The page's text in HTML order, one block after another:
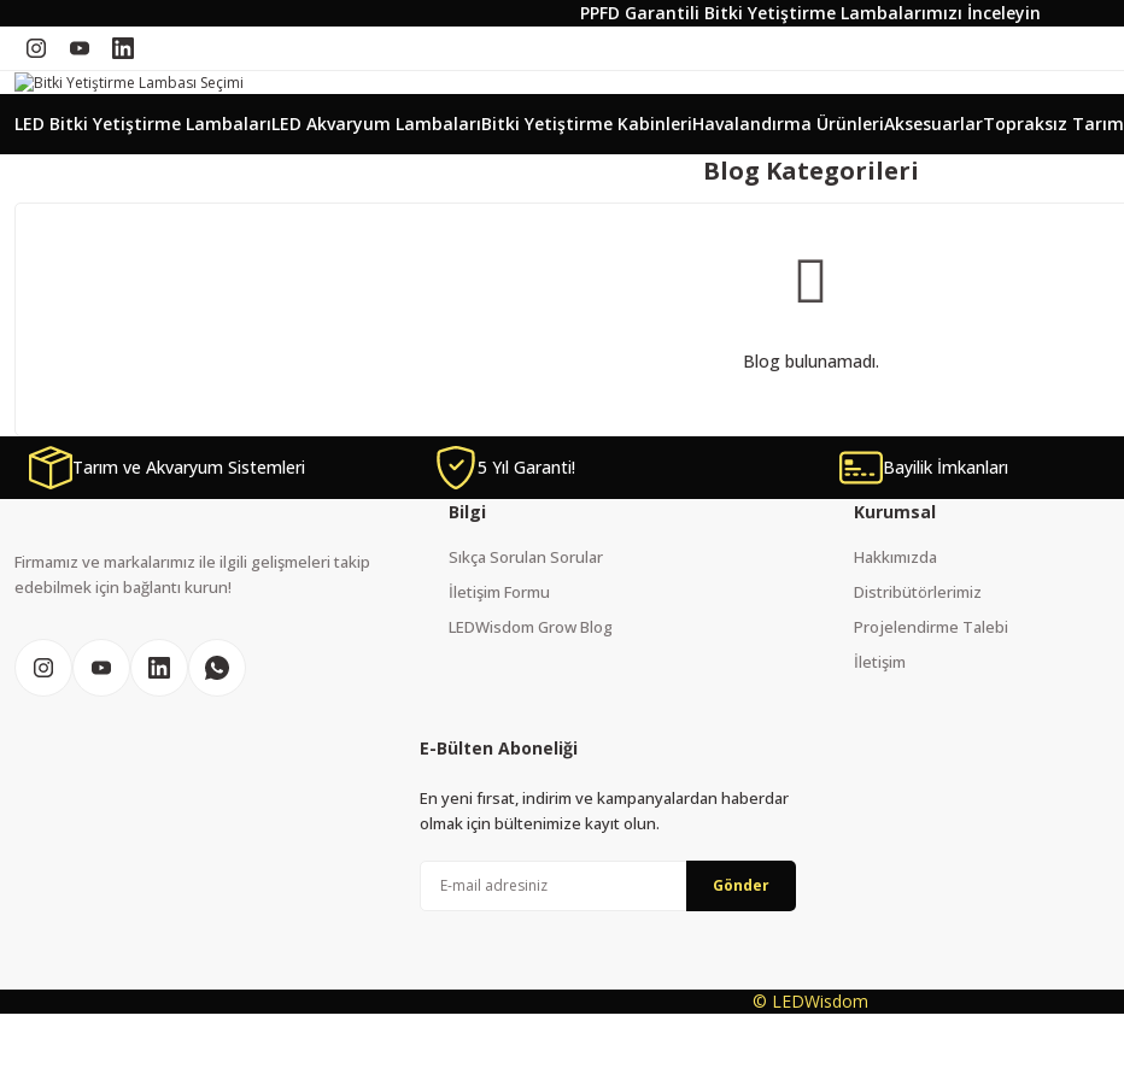
PPFD Garantili Bitki Yetiştirme Lambalarımızı İnceleyin
LED Bitki Yetiştirme LambalarıLED Akvaryum LambalarıBitki Yetiştirme KabinleriHavalandırma ÜrünleriAksesuarlarTopraksız Tarım
Blog Kategorileri
Blog bulunamadı.
Tarım ve Akvaryum Sistemleri 5 Yıl Garanti! Bayilik İmkanları
Firmamız ve markalarımız ile ilgili gelişmeleri takip
edebilmek için bağlantı kurun!
Bilgi
Sıkça Sorulan Sorular
İletişim Formu
LEDWisdom Grow Blog
Kurumsal
Hakkımızda
Distribütörlerimiz
Projelendirme Talebi
İletişim
E-Bülten Aboneliği
En yeni fırsat, indirim ve kampanyalardan haberdar
olmak için bültenimize kayıt olun.
Gönder
© LEDWisdom